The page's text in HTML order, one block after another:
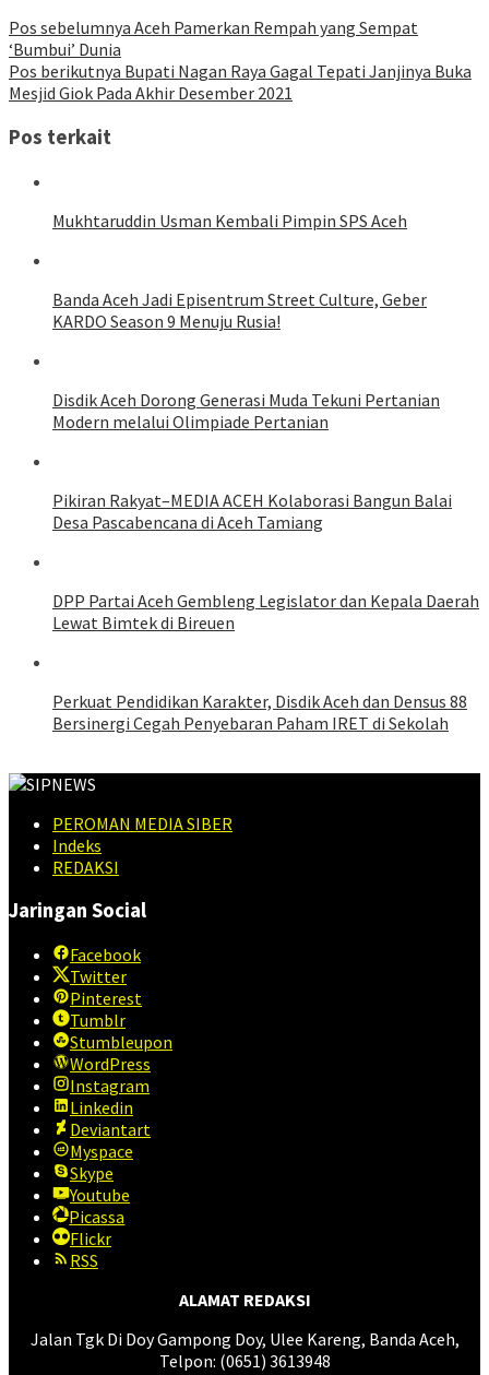
Pos sebelumnya Aceh Pamerkan Rempah yang Sempat
‘Bumbui’ Dunia
Pos berikutnya Bupati Nagan Raya Gagal Tepati Janjinya Buka
Mesjid Giok Pada Akhir Desember 2021
Pos terkait
Mukhtaruddin Usman Kembali Pimpin SPS Aceh
Banda Aceh Jadi Episentrum Street Culture, Geber
KARDO Season 9 Menuju Rusia!
Disdik Aceh Dorong Generasi Muda Tekuni Pertanian
Modern melalui Olimpiade Pertanian
Pikiran Rakyat–MEDIA ACEH Kolaborasi Bangun Balai
Desa Pascabencana di Aceh Tamiang
DPP Partai Aceh Gembleng Legislator dan Kepala Daerah
Lewat Bimtek di Bireuen
Perkuat Pendidikan Karakter, Disdik Aceh dan Densus 88
Bersinergi Cegah Penyebaran Paham IRET di Sekolah
PEROMAN MEDIA SIBER
Indeks
REDAKSI
Jaringan Social
Facebook
Twitter
Pinterest
Tumblr
Stumbleupon
WordPress
Instagram
Linkedin
Deviantart
Myspace
Skype
Youtube
Picassa
Flickr
RSS
ALAMAT REDAKSI
Jalan Tgk Di Doy Gampong Doy, Ulee Kareng, Banda Aceh,
Telpon: (0651) 3613948